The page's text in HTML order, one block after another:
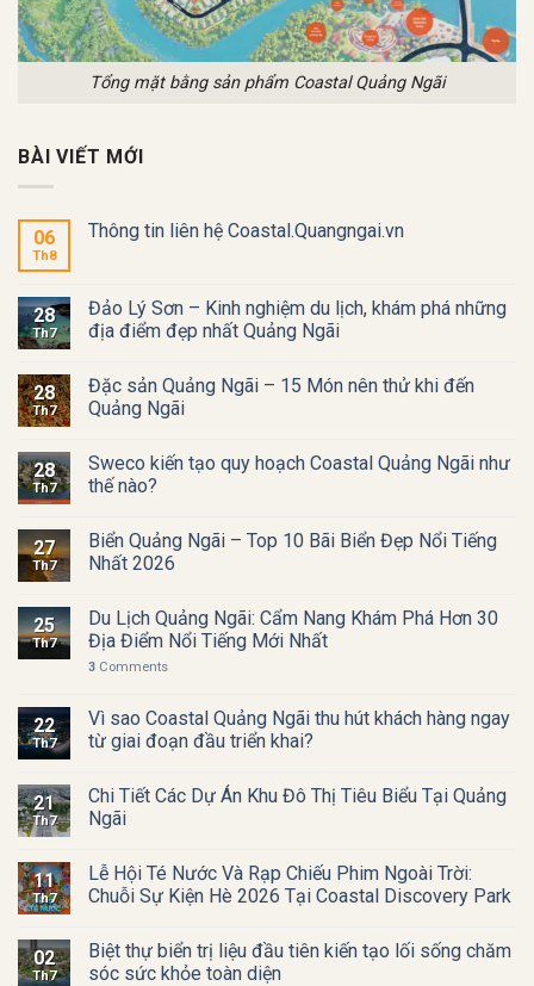
Tổng mặt bằng sản phẩm Coastal Quảng Ngãi
BÀI VIẾT MỚI
06
Th8
Thông tin liên hệ Coastal.Quangngai.vn
28
Th7
Đảo Lý Sơn – Kinh nghiệm du lịch, khám phá những
địa điểm đẹp nhất Quảng Ngãi
28
Th7
Đặc sản Quảng Ngãi – 15 Món nên thử khi đến
Quảng Ngãi
28
Th7
Sweco kiến tạo quy hoạch Coastal Quảng Ngãi như
thế nào?
27
Th7
Biển Quảng Ngãi – Top 10 Bãi Biển Đẹp Nổi Tiếng
Nhất 2026
25
Th7
Du Lịch Quảng Ngãi: Cẩm Nang Khám Phá Hơn 30
Địa Điểm Nổi Tiếng Mới Nhất
3 Comments
22
Th7
Vì sao Coastal Quảng Ngãi thu hút khách hàng ngay
từ giai đoạn đầu triển khai?
21
Th7
Chi Tiết Các Dự Án Khu Đô Thị Tiêu Biểu Tại Quảng
Ngãi
11
Th7
Lễ Hội Té Nước Và Rạp Chiếu Phim Ngoài Trời:
Chuỗi Sự Kiện Hè 2026 Tại Coastal Discovery Park
02
Th7
Biệt thự biển trị liệu đầu tiên kiến tạo lối sống chăm
sóc sức khỏe toàn diện